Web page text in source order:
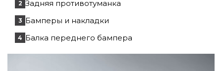
Задняя противотуманка
Бамперы и накладки
Балка переднего бампера